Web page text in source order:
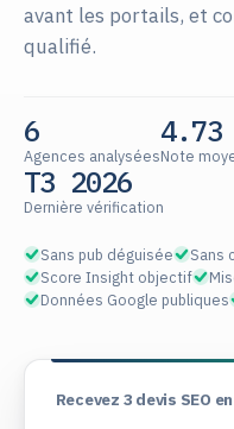
avant les portails, et
qualifié.
6
Agences analysées
4.73
Note
T3 2026
Dernière vérification
Sans pub déguisée
Sans
Score Insight objectif
Données Google publiques
Recevez 3 devis SEO